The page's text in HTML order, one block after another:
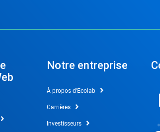
Notre entreprise
À propos d'Ecolab
Carrières
Investisseurs